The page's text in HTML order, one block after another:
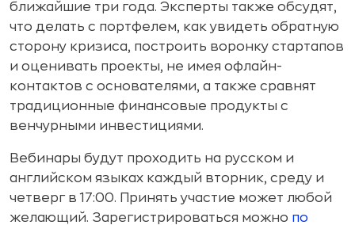
ближайшие три года. Эксперты также обсудят,
что делать с портфелем, как увидеть обратную
сторону кризиса, построить воронку стартапов
и оценивать проекты, не имея офлайн-
контактов с основателями, а также сравнят
традиционные финансовые продукты с
венчурными инвестициями.
Вебинары будут проходить на русском и
английском языках каждый вторник, среду и
четверг в 17:00. Принять участие может любой
желающий. Зарегистрироваться можно по